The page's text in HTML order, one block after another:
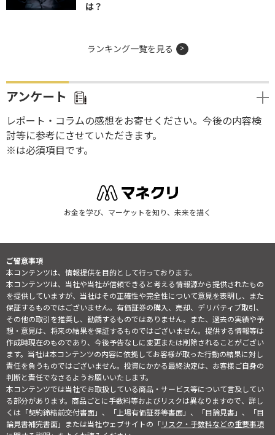
は？
ランキング一覧を見る
アンケート
レポート・コラムの感想をお寄せください。今後の内容検
討等に参考にさせていただきます。
※は必須項目です。
お金を学び、マーケットを知り、未来を描く
ご留意事項
本コンテンツは、情報提供を目的として行っております。
本コンテンツは、当社や当社が信頼できると考える情報源から提供されたもの
を提供していますが、当社はその正確性や完全性について意見を表明し、また
保証するものではございません。有価証券の購入、売却、デリバティブ取引、
その他の取引を推奨し、勧誘するものではありません。また、過去の実績や予
想・意見は、将来の結果を保証するものではございません。提供する情報等は
作成時現在のものであり、今後予告なしに変更または削除されることがござい
ます。当社は本コンテンツの内容に依拠してお客様が取った行動の結果に対し
責任を負うものではございません。投資にかかる最終決定は、お客様ご自身の
判断と責任でなさるようお願いいたします。
本コンテンツでは当社でお取扱している商品・サービス等について言及してい
る部分があります。商品ごとに手数料等およびリスクは異なりますので、詳し
くは「契約締結前交付書面」、「上場有価証券等書面」、「目論見書」、「目
論見書補完書面」または当社ウェブサイトの「リスク・手数料などの重要事項